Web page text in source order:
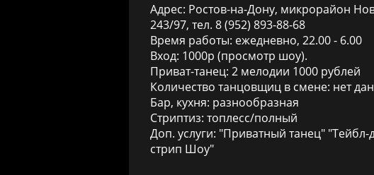
Адрес: Ростов-на-Дону, микрорайон
243/97, тел. 8 (952) 893-88-68
Время работы: ежедневно, 22.00 - 6.00
Вход: 1000р (просмотр шоу).
Приват-танец: 2 мелодии 1000 рублей
Количество танцовщиц в смене: нет
Бар, кухня: разнообразная
Стриптиз: топлесс/полный
Доп. услуги: "Приватный танец" "Тейбл-
стрип Шоу"